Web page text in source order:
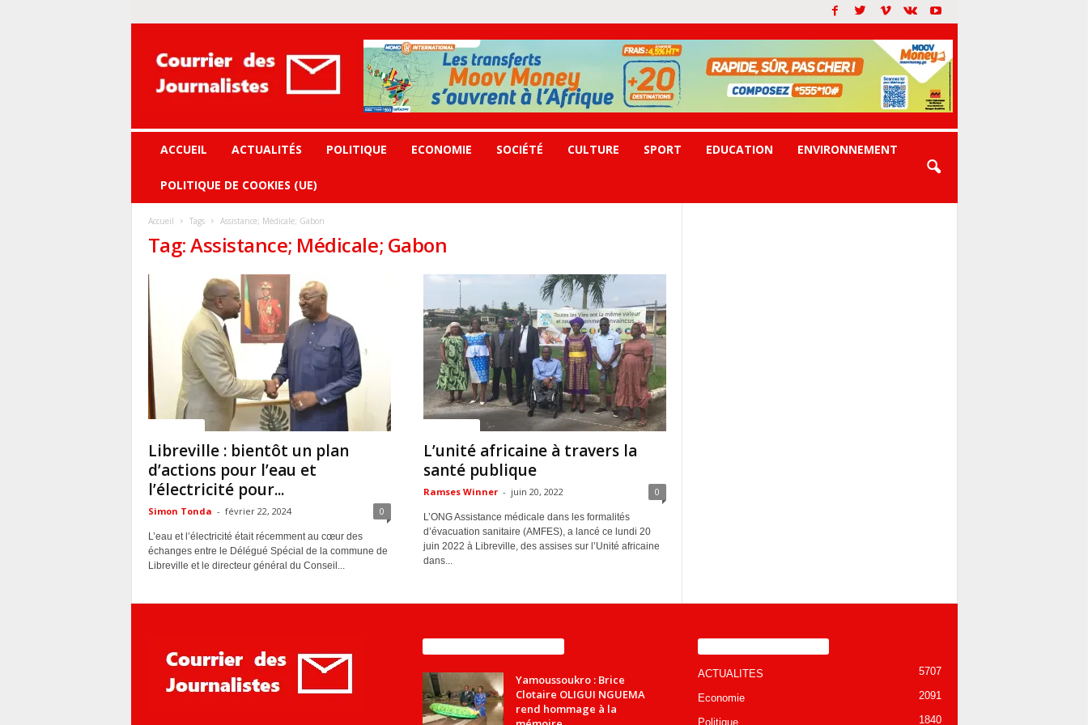
journalistes
ACCUEIL ACTUALITÉS POLITIQUE ECONOMIE SOCIÉTÉ CULTURE SPORT EDUCATION ENVIRONNEMENT
POLITIQUE DE COOKIES (UE)
Accueil Tags Assistance; Médicale; Gabon
Tag: Assistance; Médicale; Gabon
Libreville : bientôt un plan
d’actions pour l’eau et
l’électricité pour...
Simon Tonda - février 22, 2024 0
L’eau et l’électricité était récemment au cœur des
échanges entre le Délégué Spécial de la commune de
Libreville et le directeur général du Conseil...
L’unité africaine à travers la
santé publique
Ramses Winner - juin 20, 2022 0
L’ONG Assistance médicale dans les formalités
d’évacuation sanitaire (AMFES), a lancé ce lundi 20
juin 2022 à Libreville, des assises sur l’Unité africaine
dans...
Yamoussoukro : Brice
Clotaire OLIGUI NGUEMA
rend hommage à la
ACTUALITES 5707
Economie 2091
Politique 1840